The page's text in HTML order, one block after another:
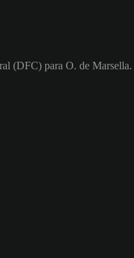
(DFC) para O. de